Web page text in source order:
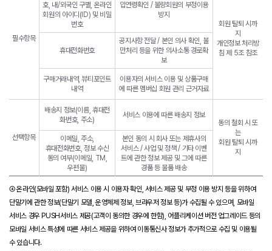
필수항목
호, 내/외국인 구별, 온라인
회원의 아이디(ID) 및 비밀
번호
입연령확인 / 불량회원의 부정이용
방지
회원 탈퇴 시까
지
개인정보 처리방
침 제 5조 참조
휴대전화번호
공지사항 전달 / 본인 의사 확인, 불
만처리 등을 위한 의사소통 경로확
보
구매거래내역, 뷰티포인트
내역
이용자의 서비스 이용 및 상품구매
에 따른 멤버십 회원 관리 근거자료
선택항목
배송지 정보(이름, 휴대전
화번호, 주소)
서비스 이용에 따른 배송지 정보
동의 철회 시 또
는
회원 탈퇴 시까
지
이메일, 주소,
휴대전화번호, 정보 수신
동의 여부(이메일, TM,
우편물)
본인 동의 시 회사 또는 제휴사의
서비스 / 사업 및 정책 / 기타 이벤
트에 관한 정보 제공 및 그에 따른
경품 등 물품 배송
④ 온라인(모바일 포함) 서비스 이용 시 이용자 확인, 서비스 제공 및 부정 이용 방지 등을 위하여
단말기에 관한 정보(단말기 모델, 운영체제 정보, 브라우저 정보 등)가 수집될 수 있으며, 모바일
서비스 경우 PUSH서비스 제공(고객이 동의한 경우에 한함), 어플리케이션 버전 업그레이드 등의
모바일 서비스 특성에 따른 서비스 제공을 위하여 이동통신사 정보가 추가적으로 수집 및 이용될
수 있습니다.